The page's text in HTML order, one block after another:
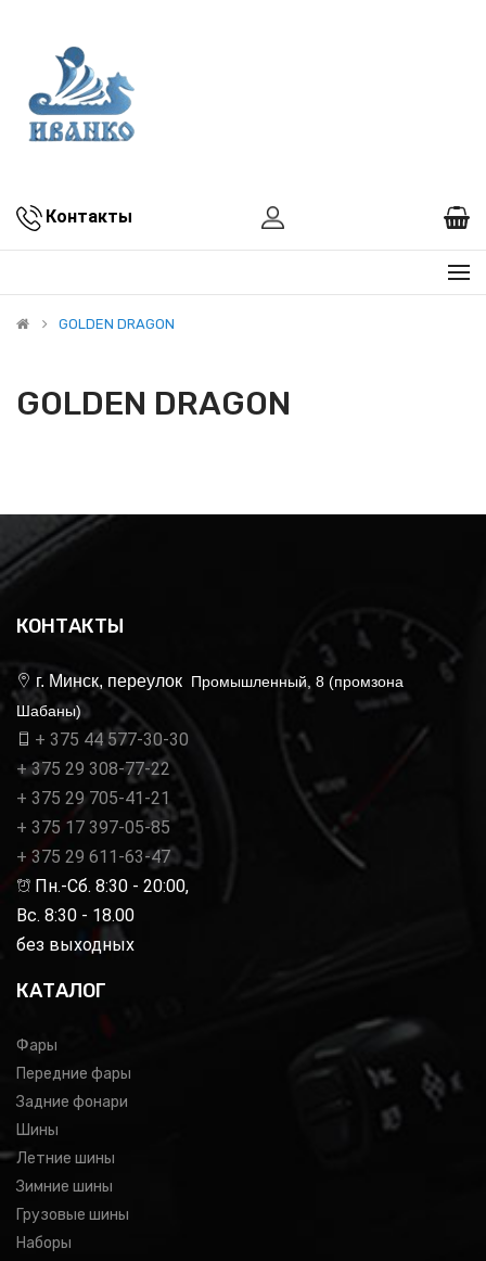
Контакты
GOLDEN DRAGON
GOLDEN DRAGON
КОНТАКТЫ
г. Минск, переулок Промышленный, 8 (промзона
Шабаны)
+ 375 44 577-30-30
+ 375 29 308-77-22
+ 375 29 705-41-21
+ 375 17 397-05-85
+ 375 29 611-63-47
Пн.-Сб. 8:30 - 20:00,
Вс. 8:30 - 18.00
без выходных
КАТАЛОГ
Фары
Передние фары
Задние фонари
Шины
Летние шины
Зимние шины
Грузовые шины
Наборы